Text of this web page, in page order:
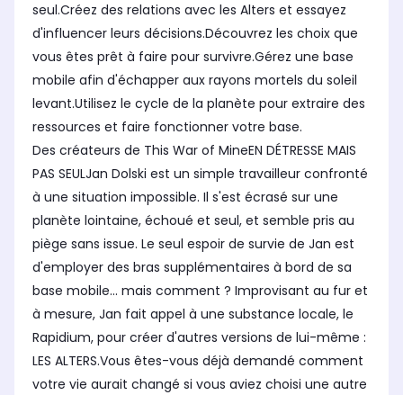
seul.Créez des relations avec les Alters et essayez
d'influencer leurs décisions.Découvrez les choix que
vous êtes prêt à faire pour survivre.Gérez une base
mobile afin d'échapper aux rayons mortels du soleil
levant.Utilisez le cycle de la planète pour extraire des
ressources et faire fonctionner votre base.
Des créateurs de This War of MineEN DÉTRESSE MAIS
PAS SEULJan Dolski est un simple travailleur confronté
à une situation impossible. Il s'est écrasé sur une
planète lointaine, échoué et seul, et semble pris au
piège sans issue. Le seul espoir de survie de Jan est
d'employer des bras supplémentaires à bord de sa
base mobile... mais comment ? Improvisant au fur et
à mesure, Jan fait appel à une substance locale, le
Rapidium, pour créer d'autres versions de lui-même :
LES ALTERS.Vous êtes-vous déjà demandé comment
votre vie aurait changé si vous aviez choisi une autre